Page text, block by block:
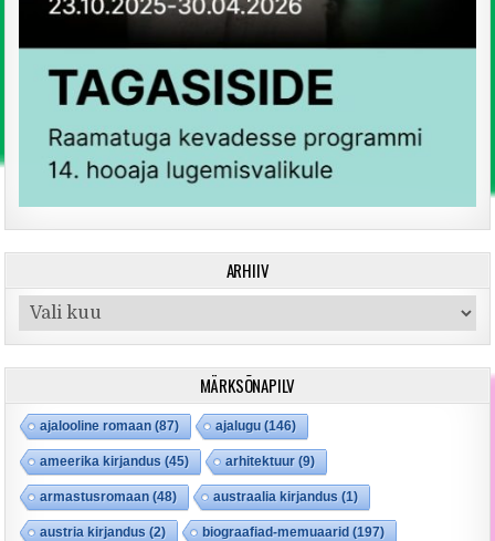
ARHIIV
Arhiiv
MÄRKSÕNAPILV
ajalooline romaan (87) ajalugu (146)
ameerika kirjandus (45) arhitektuur (9)
armastusromaan (48) austraalia kirjandus (1)
austria kirjandus (2) biograafiad-memuaarid (197)